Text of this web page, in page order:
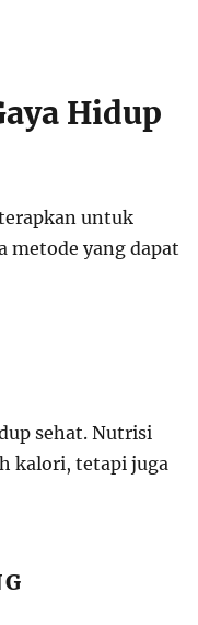
Hidup
untuk
metode yang dapat
sehat. Nutrisi
kalori, tetapi juga